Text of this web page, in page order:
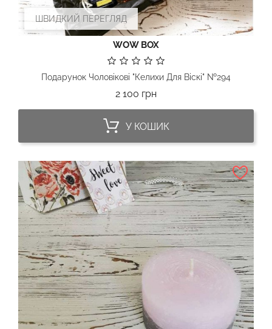
ШВИДКИЙ ПЕРЕГЛЯД
WOW BOX
Подарунок Чоловікові "Келихи Для Віскі" №294
2 100 грнЦіна
У КОШИК